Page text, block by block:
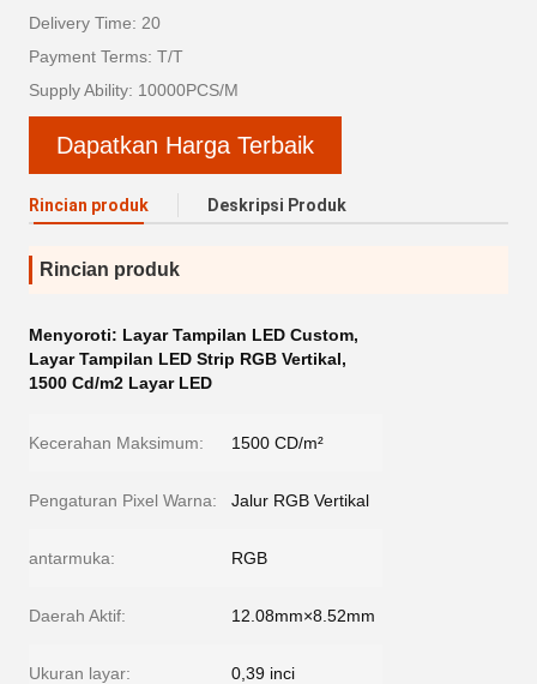
Delivery Time: 20
Payment Terms: T/T
Supply Ability: 10000PCS/M
Dapatkan Harga Terbaik
Rincian produk Deskripsi Produk
Rincian produk
Menyoroti: Layar Tampilan LED Custom,
Layar Tampilan LED Strip RGB Vertikal,
1500 Cd/m2 Layar LED
Kecerahan Maksimum: 1500 CD/m²
Pengaturan Pixel Warna: Jalur RGB Vertikal
antarmuka: RGB
Daerah Aktif: 12.08mm×8.52mm
Ukuran layar: 0,39 inci